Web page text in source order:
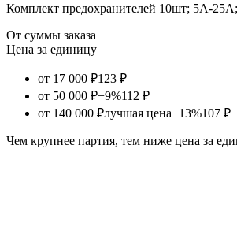
Комплект предохранителей 10шт; 5А-
От суммы заказа
Цена за единицу
от 17 000 ₽123 ₽
от 50 000 ₽−9%112 ₽
от 140 000 ₽лучшая цена−13%107 ₽
Чем крупнее партия, тем ниже цена за